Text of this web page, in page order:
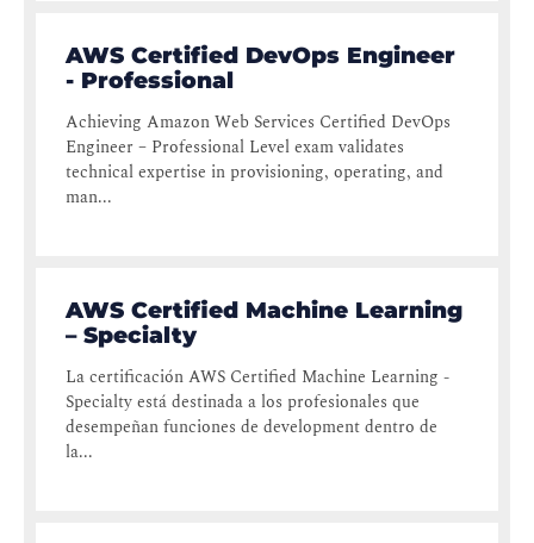
AWS Certified DevOps Engineer
- Professional
Achieving Amazon Web Services Certified DevOps
Engineer – Professional Level exam validates
technical expertise in provisioning, operating, and
man...
AWS Certified Machine Learning
– Specialty
La certificación AWS Certified Machine Learning -
Specialty está destinada a los profesionales que
desempeñan funciones de development dentro de
la...